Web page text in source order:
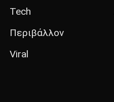
Tech
Περιβάλλον
Viral